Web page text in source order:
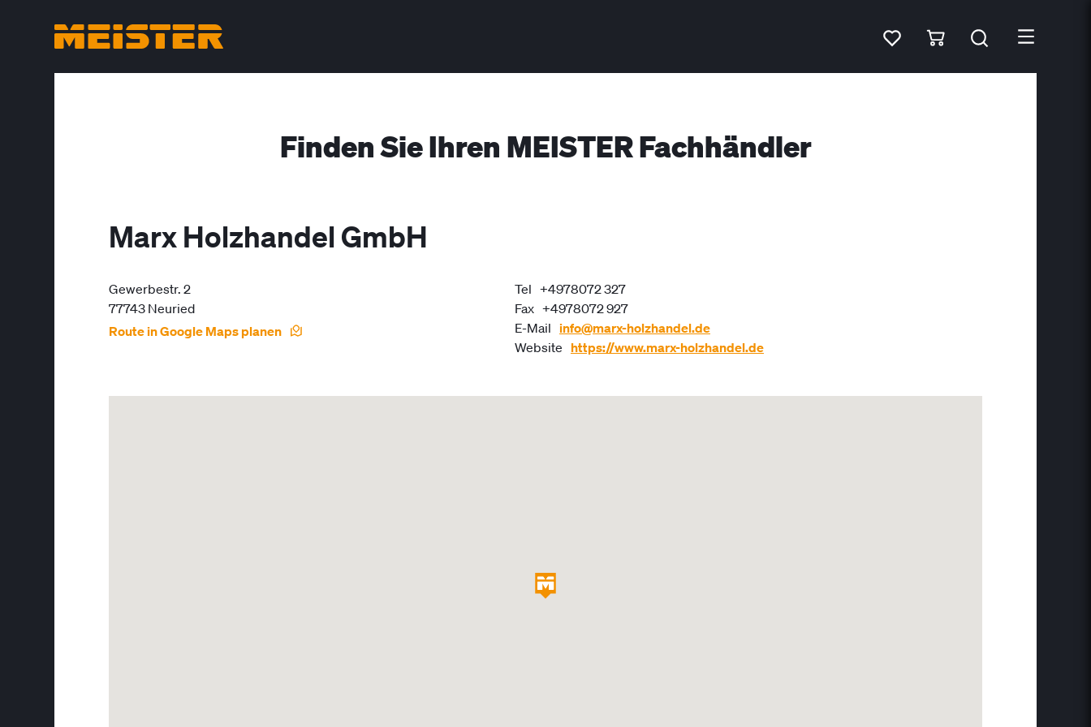
Finden Sie Ihren MEISTER Fachhändler
Marx Holzhandel GmbH
Gewerbestr. 2
77743 Neuried
Route in Google Maps planen
Tel +4978072 327
Fax +4978072 927
E-Mail info@marx-holzhandel.de
Website https://www.marx-holzhandel.de